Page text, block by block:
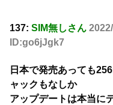
137: SIM無しさん
ID:go6jJgk7
日本で発売あっても
ャックもなしか
アップデートは本当に